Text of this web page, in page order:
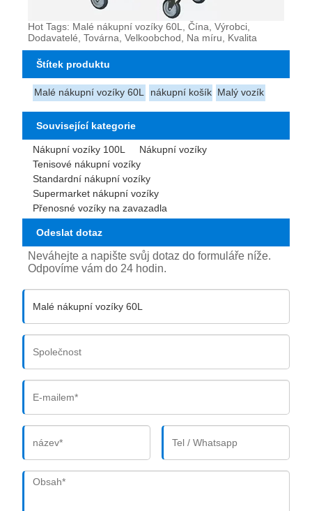
Hot Tags: Malé nákupní vozíky 60L, Čína, Výrobci,
Dodavatelé, Továrna, Velkoobchod, Na míru, Kvalita
Štítek produktu
Malé nákupní vozíky 60L nákupní košík Malý vozík
Související kategorie
Nákupní vozíky 100L
Nákupní vozíky
Tenisové nákupní vozíky
Standardní nákupní vozíky
Supermarket nákupní vozíky
Přenosné vozíky na zavazadla
Odeslat dotaz
Neváhejte a napište svůj dotaz do formuláře níže.
Odpovíme vám do 24 hodin.